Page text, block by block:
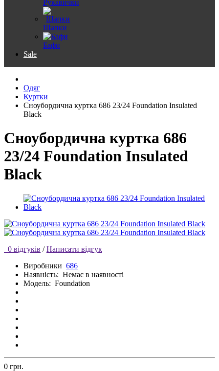
Рукавички
Шапки
Бафи
Sale
Одяг
Куртки
Сноубордична куртка 686 23/24 Foundation Insulated
Black
Сноубордична куртка 686
23/24 Foundation Insulated
Black
0 відгуків / Написати відгук
Виробники 686
Наявність: Немає в наявності
Модель: Foundation
0 грн.